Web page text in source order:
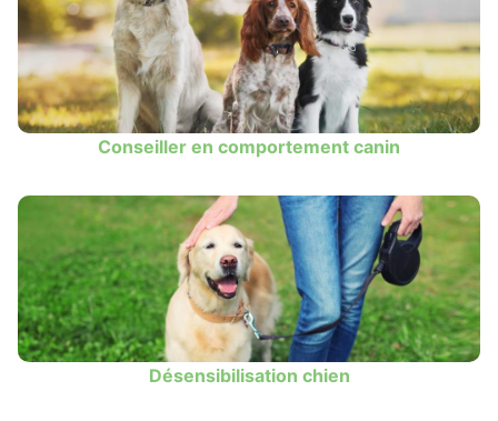
Conseiller en comportement canin
Désensibilisation chien